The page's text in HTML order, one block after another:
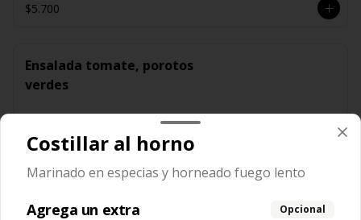
$5.700
Ensalada tomate, porotos
verdes
$4.600
Papas fritas
Costillar al horno
Marinado en especias y horneado fuego lento
Agrega un extra Opcional